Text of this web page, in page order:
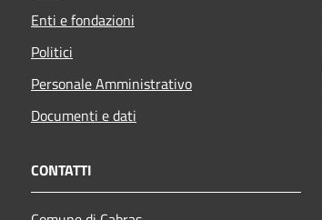
Enti e fondazioni
Politici
Personale Amministrativo
Documenti e dati
CONTATTI